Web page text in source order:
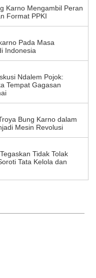
Karno Mengambil Peran
Format PPKI
Pada Masa
Indonesia
Ndalem Pojok:
Tempat Gagasan
Bung Karno dalam
Mesin Revolusi
Tidak Tolak
Tata Kelola dan